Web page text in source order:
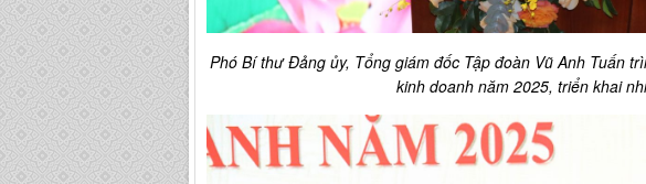
Phó Bí thư Đảng ủy, Tổng giám đốc Tập đoàn Vũ Anh Tuấn
kinh doanh năm 2025, triển khai